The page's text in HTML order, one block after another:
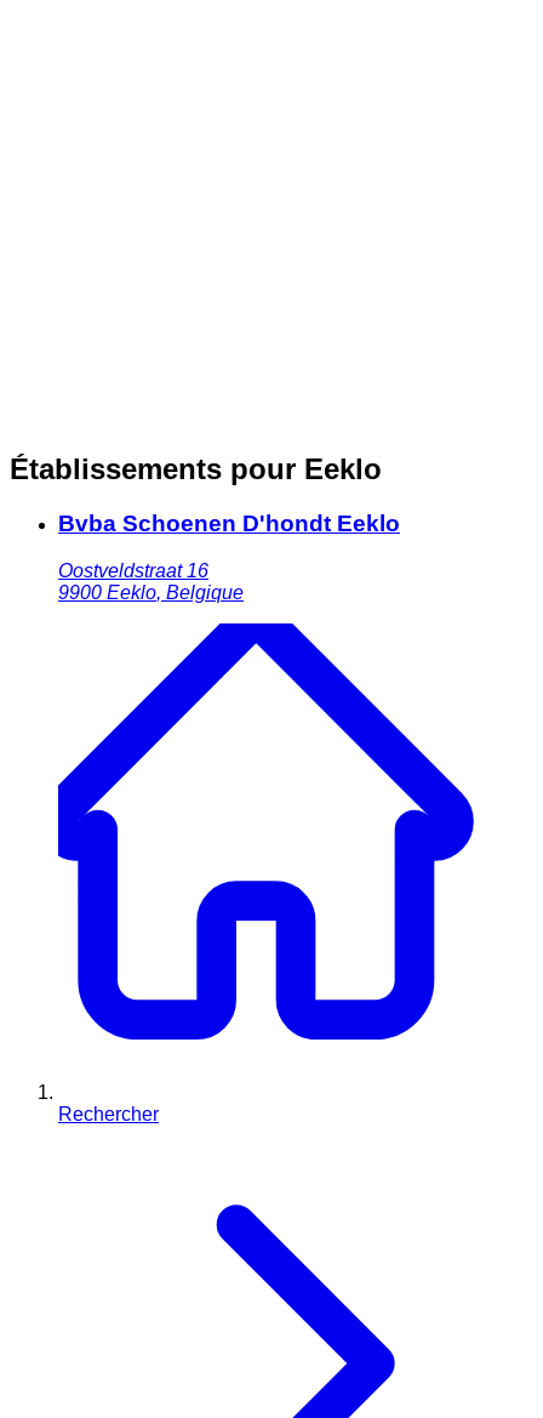
Établissements pour Eeklo
Bvba Schoenen D'hondt Eeklo
Oostveldstraat 16
9900 Eeklo, Belgique
Rechercher